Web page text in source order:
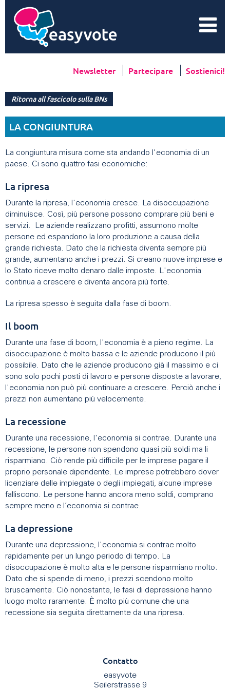
Newsletter Partecipare Sostienici!
Ritorna all fascicolo sulla BNs
LA CONGIUNTURA
La congiuntura misura come sta andando l'economia di un
paese. Ci sono quattro fasi economiche:
La ripresa
Durante la ripresa, l'economia cresce. La disoccupazione
diminuisce. Così, più persone possono comprare più beni e
servizi. Le aziende realizzano profitti, assumono molte
persone ed espandono la loro produzione a causa della
grande richiesta. Dato che la richiesta diventa sempre più
grande, aumentano anche i prezzi. Si creano nuove imprese e
lo Stato riceve molto denaro dalle imposte. L'economia
continua a crescere e diventa ancora più forte.
La ripresa spesso è seguita dalla fase di boom.
Il boom
Durante una fase di boom, l'economia è a pieno regime. La
disoccupazione è molto bassa e le aziende producono il più
possibile. Dato che le aziende producono già il massimo e ci
sono solo pochi posti di lavoro e persone disposte a lavorare,
l'economia non può più continuare a crescere. Perciò anche i
prezzi non aumentano più velocemente.
La recessione
Durante una recessione, l'economia si contrae. Durante una
recessione, le persone non spendono quasi più soldi ma li
risparmiano. Ciò rende più difficile per le imprese pagare il
proprio personale dipendente. Le imprese potrebbero dover
licenziare delle impiegate o degli impiegati, alcune imprese
falliscono. Le persone hanno ancora meno soldi, comprano
sempre meno e l’economia si contrae.
La depressione
Durante una depressione, l'economia si contrae molto
rapidamente per un lungo periodo di tempo. La
disoccupazione è molto alta e le persone risparmiano molto.
Dato che si spende di meno, i prezzi scendono molto
bruscamente. Ciò nonostante, le fasi di depressione hanno
luogo molto raramente. È molto più comune che una
recessione sia seguita direttamente da una ripresa.
Contatto
easyvote
Seilerstrasse 9